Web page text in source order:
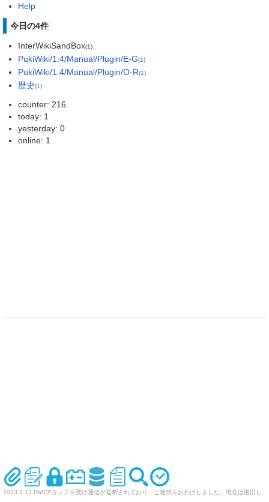
Help
今日の4件
InterWikiSandBox(1)
PukiWiki/1.4/Manual/Plugin/E-G(1)
PukiWiki/1.4/Manual/Plugin/O-R(1)
歴史(1)
counter: 216
today: 1
yesterday: 0
online: 1
2023.3.12 DoSアタックを受け通信が遮断されており、ご迷惑をおかけしました。現在は復旧し